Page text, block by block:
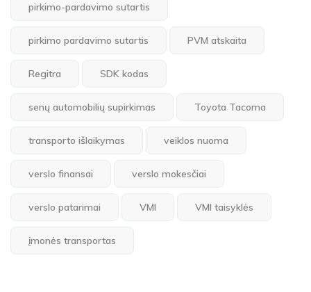
pirkimo-pardavimo sutartis
pirkimo pardavimo sutartis PVM atskaita
Regitra SDK kodas
senų automobilių supirkimas Toyota Tacoma
transporto išlaikymas veiklos nuoma
verslo finansai verslo mokesčiai
verslo patarimai VMI VMI taisyklės
įmonės transportas